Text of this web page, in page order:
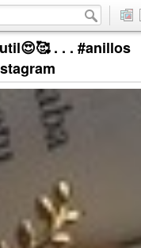
. . . #anillos